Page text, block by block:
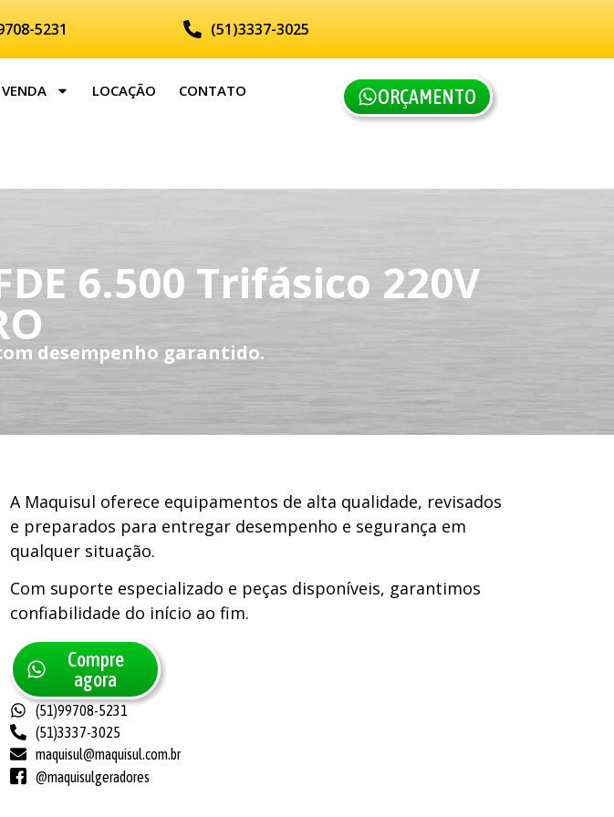
5231 (51)3337-3025
VENDA LOCAÇÃO CONTATO ORÇAMENTO
6.500 Trifásico 220V
desempenho garantido.
A Maquisul oferece equipamentos de alta qualidade, revisados
e preparados para entregar desempenho e segurança em
qualquer situação.
Com suporte especializado e peças disponíveis, garantimos
confiabilidade do início ao fim.
Compre
agora
(51)99708-5231
(51)3337-3025
maquisul@maquisul.com.br
@maquisulgeradores